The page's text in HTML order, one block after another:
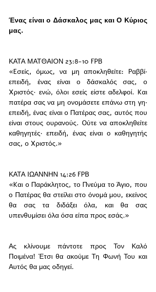
Ένας είναι ο Δάσκαλος μας και Ο Κύριος
μας.
ΚΑΤΑ ΜΑΤΘΑΙΟΝ 23:8-10 FPB
«Eσείς, όμως, να μη αποκληθείτε: Pαββί·
επειδή, ένας είναι ο δάσκαλός σας, ο
Xριστός· ενώ, όλοι εσείς είστε αδελφοί. Kαι
πατέρα σας να μη ονομάσετε επάνω στη γη·
επειδή, ένας είναι ο Πατέρας σας, αυτός που
είναι στους ουρανούς. Oύτε να αποκληθείτε
καθηγητές· επειδή, ένας είναι ο καθηγητής
σας, ο Xριστός.»
ΚΑΤΑ ΙΩΑΝΝΗΝ 14:26 FPB
«Kαι ο Παράκλητος, το Πνεύμα το Άγιο, που
ο Πατέρας θα στείλει στο όνομά μου, εκείνος
θα σας τα διδάξει όλα, και θα σας
υπενθυμίσει όλα όσα είπα προς εσάς.»
Ας κλίνουμε πάντοτε προς Τον Καλό
Ποιμένα! Έτσι θα ακούμε Τη Φωνή Του και
Αυτός θα μας οδηγεί.